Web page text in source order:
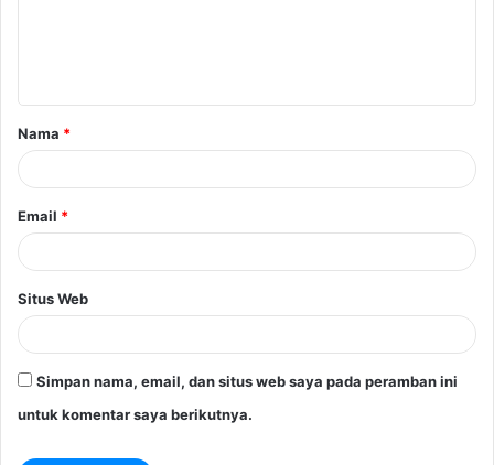
a
r
*
Nama *
Email *
Situs Web
Simpan nama, email, dan situs web saya pada peramban ini
untuk komentar saya berikutnya.